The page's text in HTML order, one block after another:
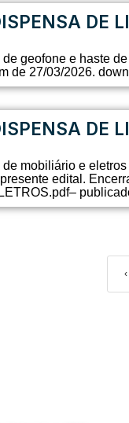
DE
geofone e haste
de 27/03/2026.
DE
mobiliário e
edital.
‹